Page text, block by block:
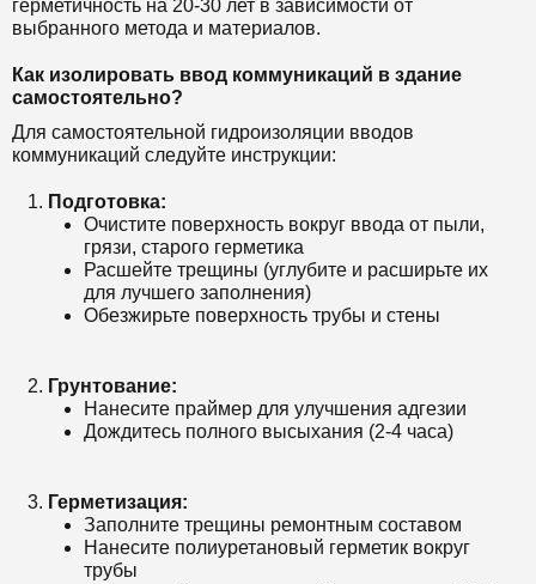
герметичность на 20-30 лет в зависимости от
выбранного метода и материалов.
Как изолировать ввод коммуникаций в здание
самостоятельно?
Для самостоятельной гидроизоляции вводов
коммуникаций следуйте инструкции:
Подготовка:
Очистите поверхность вокруг ввода от пыли,
грязи, старого герметика
Расшейте трещины (углубите и расширьте их
для лучшего заполнения)
Обезжирьте поверхность трубы и стены
Грунтование:
Нанесите праймер для улучшения адгезии
Дождитесь полного высыхания (2-4 часа)
Герметизация:
Заполните трещины ремонтным составом
Нанесите полиуретановый герметик вокруг
трубы